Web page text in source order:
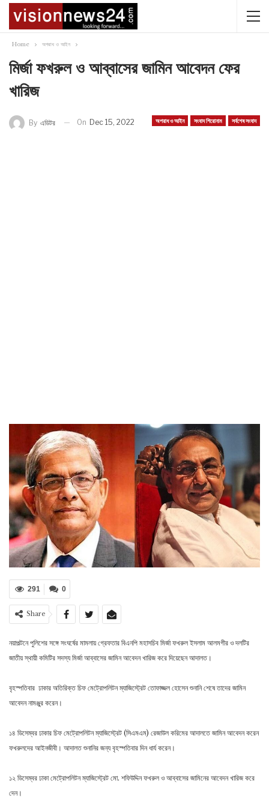
Home অপরাধ ও আইন
মির্জা ফখরুল ও আব্বাসের জামিন আবেদন ফের
খারিজ
অপরাধ ও আইন সংবাদ শিরোনাম সর্বশেষ সংবাদ
By এডিটর On Dec 15, 2022
0
291
Share
নয়াপল্টনে পুলিশের সঙ্গে সংঘর্ষের মামলায় গ্রেফতার বিএনপি মহাসচিব মির্জা ফখরুল ইসলাম আলমগীর ও দলটির
জাতীয় স্থায়ী কমিটির সদস্য মির্জা আব্বাসের জামিন আবেদন খারিজ করে দিয়েছেন আদালত।
বৃহস্পতিবার ঢাকার অতিরিক্ত চিফ মেট্রোপলিটন ম্যাজিস্ট্রেট তোফাজ্জল হোসেন শুনানি শেষে তাদের জামিন
আবেদন নামঞ্জুর করেন।
১৪ ডিসেম্বর ঢাকার চিফ মেট্রোপলিটন ম্যাজিস্ট্রেট (সিএমএম) রেজাউল করিমের আদালতে জামিন আবেদন করেন
ফখরুলদের আইনজীবী। আদালত শুনানির জন্য বৃহস্পতিবার দিন ধার্য করেন।
১২ ডিসেম্বর ঢাকা মেট্রোপলিটন ম্যাজিস্ট্রেট মো. শফিউদ্দিন ফখরুল ও আব্বাসের জামিনের আবেদন খারিজ করে
দেন।